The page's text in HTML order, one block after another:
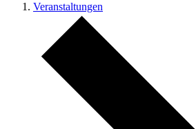
Veranstaltungen